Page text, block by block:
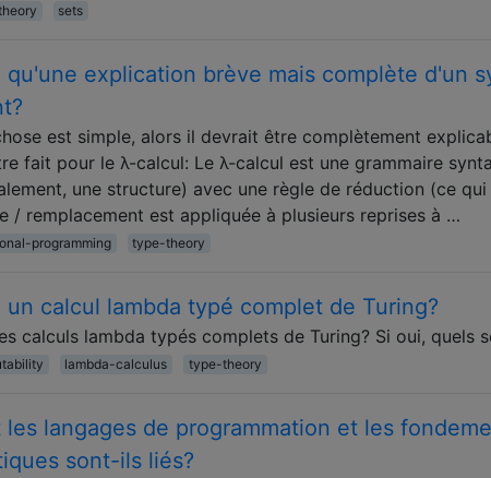
sets
qu'une explication brève mais complète d'un
est simple, alors il devrait être complètement
fait pour le λ-calcul: Le λ-calcul est une grammaire
une structure) avec une règle de réduction (ce
/ remplacement est appliquée à plusieurs reprises à …
programming type-theory
calcul lambda typé complet de Turing?
calculs lambda typés complets de Turing? Si oui, quels
lambda-calculus type-theory
les langages de programmation et les
sont-ils liés?